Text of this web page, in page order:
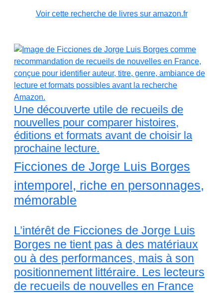
Voir cette recherche de livres sur amazon.fr
Une découverte utile de recueils de
nouvelles pour comparer histoires,
éditions et formats avant de choisir la
prochaine lecture.
Ficciones de Jorge Luis Borges
intemporel, riche en personnages,
mémorable
L’intérêt de Ficciones de Jorge Luis
Borges ne tient pas à des matériaux
ou à des performances, mais à son
positionnement littéraire. Les lecteurs
de recueils de nouvelles en France